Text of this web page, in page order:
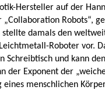
Hersteller auf der
„Collaboration Robots“,
stellte damals den
Roboter vor.
Schreibtisch und kann
der Exponent der
eines menschlichen